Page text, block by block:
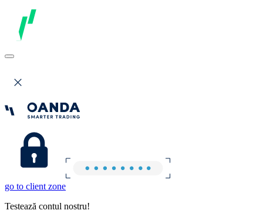
go to client zone
Testează contul nostru!